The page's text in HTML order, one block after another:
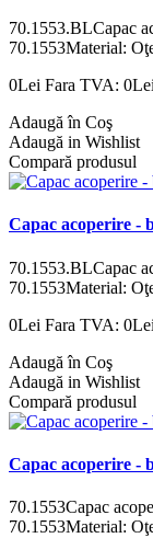
70.1553.BLCapac
70.1553Material:
0Lei Fara TVA: 0Lei
Adaugă în Coş
Adaugă in Wishlist
Compară produsul
Capac acoperire -
70.1553.BLCapac
70.1553Material:
0Lei Fara TVA: 0Lei
Adaugă în Coş
Adaugă in Wishlist
Compară produsul
Capac acoperire -
70.1553Capac
70.1553Material: